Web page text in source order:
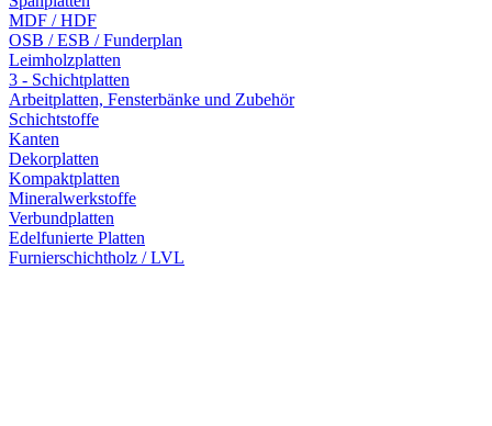
MDF / HDF
OSB / ESB / Funderplan
Leimholzplatten
3 - Schichtplatten
Arbeitplatten, Fensterbänke und Zubehör
Schichtstoffe
Kanten
Dekorplatten
Kompaktplatten
Mineralwerkstoffe
Verbundplatten
Edelfunierte Platten
Furnierschichtholz / LVL